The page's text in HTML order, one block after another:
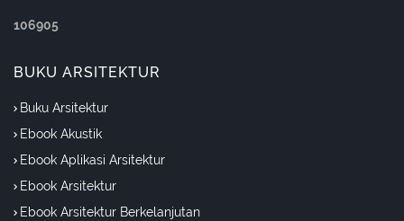
106905
BUKU ARSITEKTUR
Buku Arsitektur
Ebook Akustik
Ebook Aplikasi Arsitektur
Ebook Arsitektur
Ebook Arsitektur Berkelanjutan